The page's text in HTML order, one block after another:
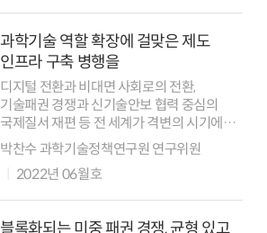
과학기술 역할 확장에 걸맞은 제도
인프라 구축 병행을
디지털 전환과 비대면 사회로의 전환,
기술패권 경쟁과 신기술안보 협력 중심의
국제질서 재편 등 전 세계가 격변의 시기에
있다. 또한 코로나19의 충격은 국내경제에
여전한 부담 요인이 되고 있다. 이러한 시점에
2019년 20조 원을 돌파한 한국의 연구개...
박찬수 과학기술정책연구원 연구위원
2022년 06월호
블록화되는 미중 패권 경쟁, 균형 있고